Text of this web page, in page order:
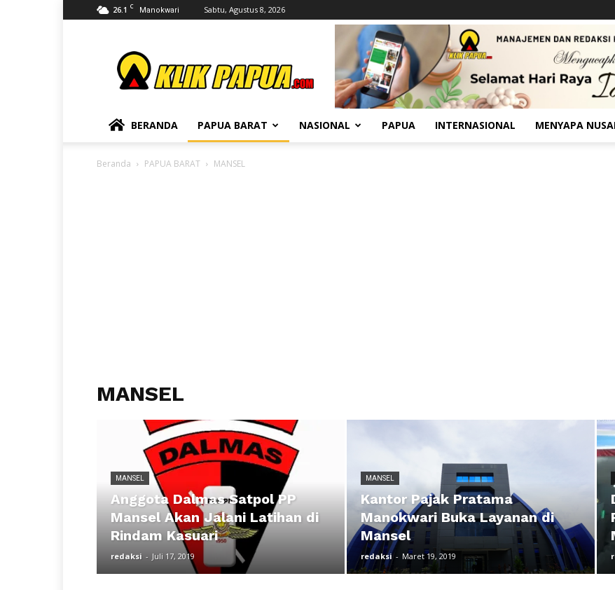
26.1 C Manokwari Sabtu, Agustus 8, 2026
BERANDA PAPUA BARAT NASIONAL PAPUA INTERNASIONAL MENYAPA
Beranda PAPUA BARAT MANSEL
MANSEL
MANSEL
Anggota Dalmas Satpol PP
Mansel Akan Jalani Latihan di
Rindam Kasuari
redaksi - Juli 17, 2019
MANSEL
Kantor Pajak Pratama
Manokwari Buka Layanan di
Mansel
redaksi - Maret 19, 2019